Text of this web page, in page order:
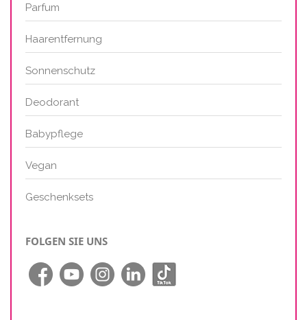
Parfum
Haarentfernung
Sonnenschutz
Deodorant
Babypflege
Vegan
Geschenksets
FOLGEN SIE UNS